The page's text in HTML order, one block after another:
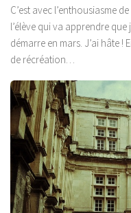
C’est avec l’enthousiasme
l’élève qui va apprendre
démarre en mars. J’ai hâte
de récréation…